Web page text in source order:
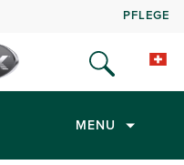
PFLEGE
MENU